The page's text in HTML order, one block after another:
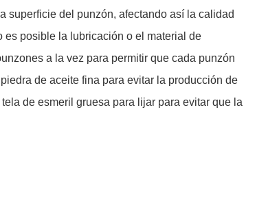
superficie del punzón, afectando así la calidad
es posible la lubricación o el material de
a la vez para permitir que cada punzón
de aceite fina para evitar la producción de
de esmeril gruesa para lijar para evitar que la